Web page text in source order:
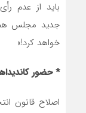
باید از عدم
جدید مجلس
خواهد کرد!»
* حضور
اصلاح قانون